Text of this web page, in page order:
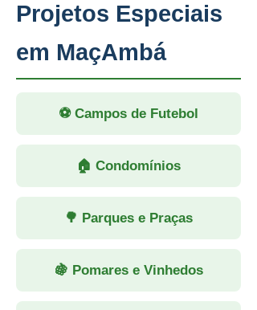
Projetos Especiais
em MaçAmbá
⚽ Campos de Futebol
🏠 Condomínios
🌳 Parques e Praças
🍇 Pomares e Vinhedos